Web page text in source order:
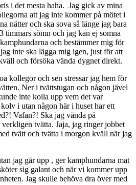
i det mesta haha. Jag gick av mina
att jag inte kommer på mötet i
nätter och ska sova så länge jag bara
timmars sömn och jag kan ej somna
och bestämmer mig för
inte ska lägga mig igen, just för att
och försöka vända dygnet direkt.
kollegor och sen stressar jag hem för
Ner i tvättstugan och någon jävel
inte kolla upp vem det var
i utan någon här i huset har ett
Vafan?! Ska jag vända på
tvätta. Jaja, jag ringer jobbet
tvätt och tvätta i morgon kväll när jag
jag går upp , ger kamphundarna mat
sig galant och när vi kommer upp
Jag skulle behöva dra över med